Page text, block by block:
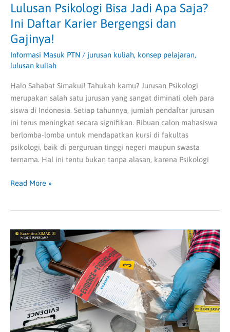
Lulusan Psikologi Bisa Jadi Apa Saja?
Ini Daftar Karier Bergengsi dan
Gajinya!
Informasi Masuk PTN / jurusan kuliah, konsep pelajaran,
lulusan kuliah
Halo Sahabat Simakui! Tahukah kamu? Jurusan Psikologi
merupakan salah satu jurusan yang sangat diminati oleh para
siswa di Indonesia. Setiap tahunnya, jumlah pendaftar jurusan
ini terus meningkat secara signifikan. Ribuan calon mahasiswa
berlomba-lomba untuk mendapatkan kursi di fakultas
psikologi, baik di perguruan tinggi negeri maupun swasta
ternama. Hal ini tentu bukan tanpa alasan, karena Psikologi
Read More »
Peluang
Kerja
Lulusan
Kriminologi:
Dari
Akademisi
hingga
Penegak